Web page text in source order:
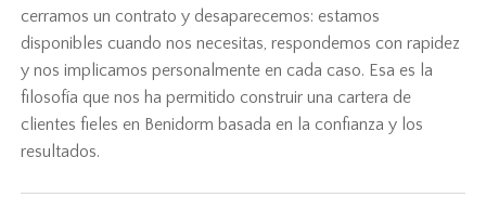
cerramos un contrato y desaparecemos: estamos
disponibles cuando nos necesitas, respondemos con rapidez
y nos implicamos personalmente en cada caso. Esa es la
filosofía que nos ha permitido construir una cartera de
clientes fieles en Benidorm basada en la confianza y los
resultados.